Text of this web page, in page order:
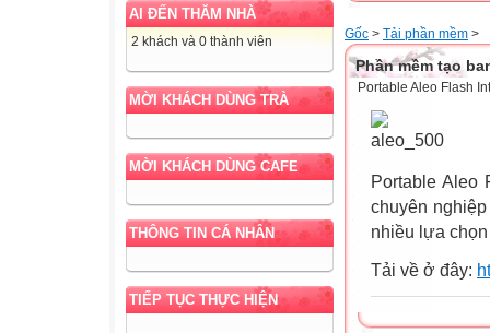
AI ĐẾN THĂM NHÀ
2 khách và 0 thành viên
MỜI KHÁCH DÙNG TRÀ
MỜI KHÁCH DÙNG CAFE
THÔNG TIN CÁ NHÂN
TIẾP TỤC THỰC HIỆN
Gốc > Tải phần mềm >
Phần mềm tạo
Portable Aleo Flash
Portable Aleo
chuyên
nhiều lựa
Tải về ở đây: